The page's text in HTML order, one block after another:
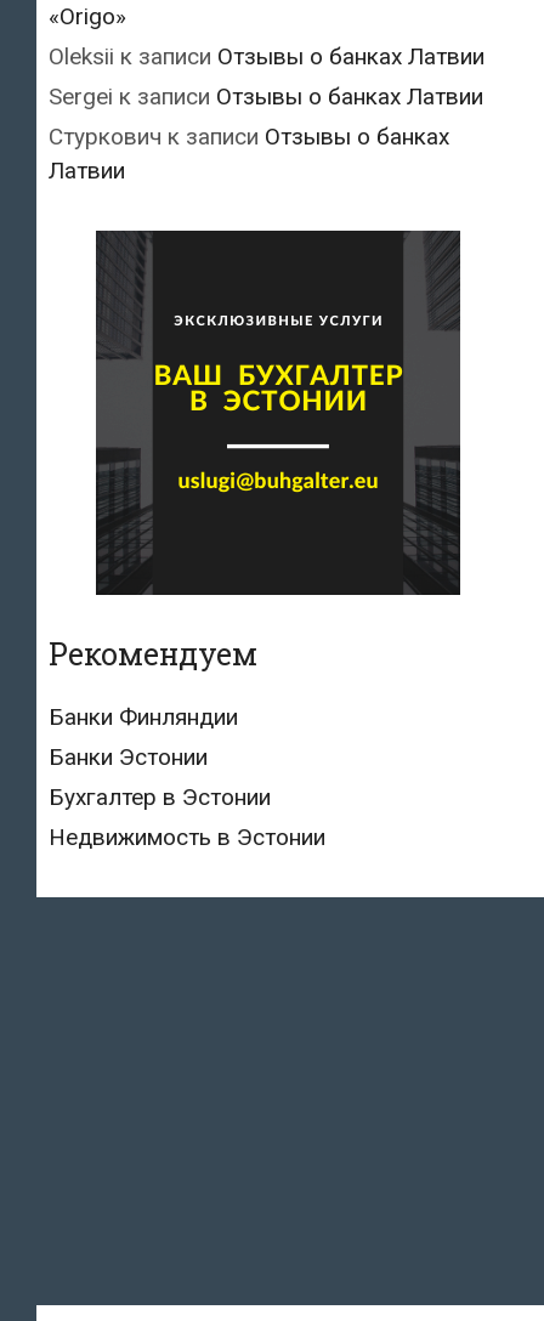
«Origo»
Oleksii к записи Отзывы о банках Латвии
Sergei к записи Отзывы о банках Латвии
Стуркович к записи Отзывы о банках
Латвии
Рекомендуем
Банки Финляндии
Банки Эстонии
Бухгалтер в Эстонии
Недвижимость в Эстонии